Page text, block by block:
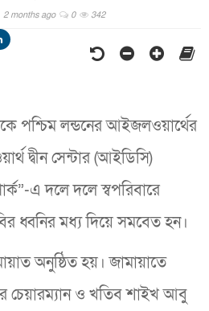
2 months ago 0 342
পশ্চিম লন্ডনের আইজলওয়ার্থের
দ্বীন সেন্টার (আইডিসি)
এ দলে দলে স্বপরিবারে
ধ্বনির মধ্য দিয়ে সমবেত হন।
অনুষ্ঠিত হয়। জামায়াতে
চেয়ারম্যান ও খতিব শাইখ আবু